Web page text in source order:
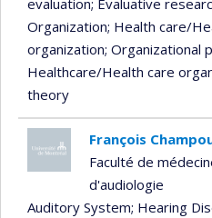
Organization; Health care/
organization; Organizational
Healthcare/Health care
theory
François
Faculté de
d'audiologie
Auditory System; Hearing